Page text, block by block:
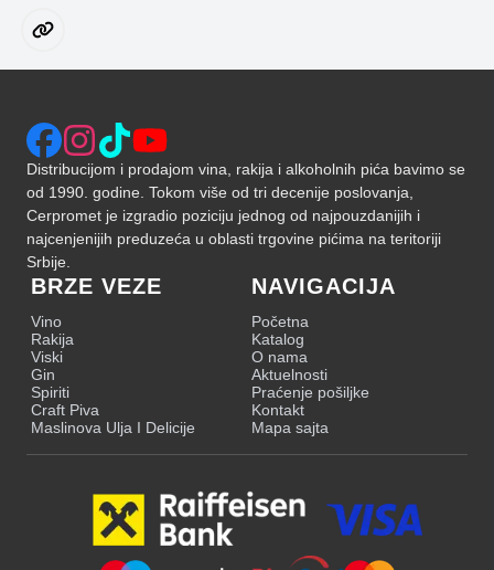
Distribucijom i prodajom vina, rakija i alkoholnih pića bavimo se
od 1990. godine. Tokom više od tri decenije poslovanja,
Cerpromet je izgradio poziciju jednog od najpouzdanijih i
najcenjenijih preduzeća u oblasti trgovine pićima na teritoriji
Srbije.
BRZE VEZE
Vino
Rakija
Viski
Gin
Spiriti
Craft Piva
Maslinova Ulja I Delicije
NAVIGACIJA
Početna
Katalog
O nama
Aktuelnosti
Praćenje pošiljke
Kontakt
Mapa sajta